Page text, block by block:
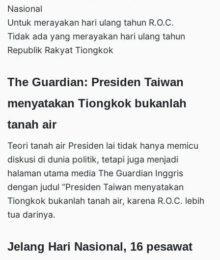
Nasional
Untuk merayakan hari ulang tahun R.O.C.
Tidak ada yang merayakan hari ulang tahun
Republik Rakyat Tiongkok
The Guardian: Presiden Taiwan
menyatakan Tiongkok bukanlah
tanah air
Teori tanah air Presiden lai tidak hanya memicu
diskusi di dunia politik, tetapi juga menjadi
halaman utama media The Guardian Inggris
dengan judul “Presiden Taiwan menyatakan
Tiongkok bukanlah tanah air, karena R.O.C. lebih
tua darinya.
Jelang Hari Nasional, 16 pesawat